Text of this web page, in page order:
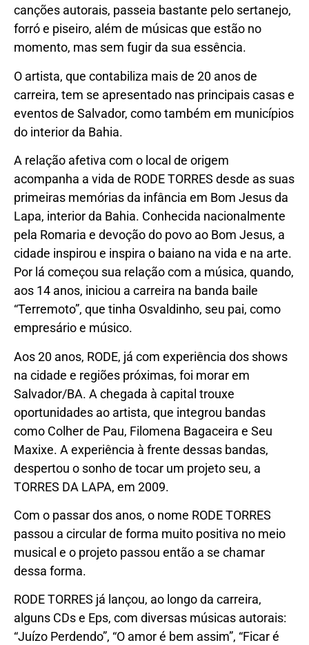
canções autorais, passeia bastante pelo sertanejo,
forró e piseiro, além de músicas que estão no
momento, mas sem fugir da sua essência.
O artista, que contabiliza mais de 20 anos de
carreira, tem se apresentado nas principais casas e
eventos de Salvador, como também em municípios
do interior da Bahia.
A relação afetiva com o local de origem
acompanha a vida de RODE TORRES desde as suas
primeiras memórias da infância em Bom Jesus da
Lapa, interior da Bahia. Conhecida nacionalmente
pela Romaria e devoção do povo ao Bom Jesus, a
cidade inspirou e inspira o baiano na vida e na arte.
Por lá começou sua relação com a música, quando,
aos 14 anos, iniciou a carreira na banda baile
“Terremoto”, que tinha Osvaldinho, seu pai, como
empresário e músico.
Aos 20 anos, RODE, já com experiência dos shows
na cidade e regiões próximas, foi morar em
Salvador/BA. A chegada à capital trouxe
oportunidades ao artista, que integrou bandas
como Colher de Pau, Filomena Bagaceira e Seu
Maxixe. A experiência à frente dessas bandas,
despertou o sonho de tocar um projeto seu, a
TORRES DA LAPA, em 2009.
Com o passar dos anos, o nome RODE TORRES
passou a circular de forma muito positiva no meio
musical e o projeto passou então a se chamar
dessa forma.
RODE TORRES já lançou, ao longo da carreira,
alguns CDs e Eps, com diversas músicas autorais:
“Juízo Perdendo”, “O amor é bem assim”, “Ficar é